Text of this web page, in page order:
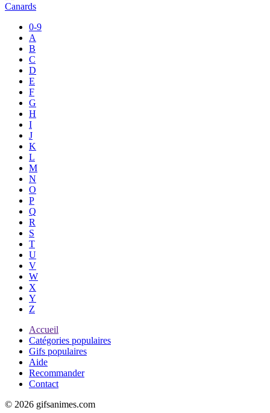
Canards
0-9
A
B
C
D
E
F
G
H
I
J
K
L
M
N
O
P
Q
R
S
T
U
V
W
X
Y
Z
Accueil
Catégories populaires
Gifs populaires
Aide
Recommander
Contact
© 2026 gifsanimes.com